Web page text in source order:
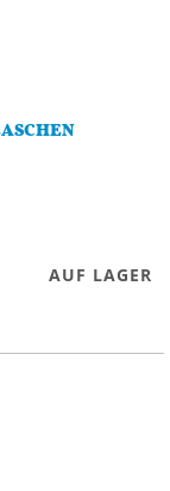
AUF LAGER